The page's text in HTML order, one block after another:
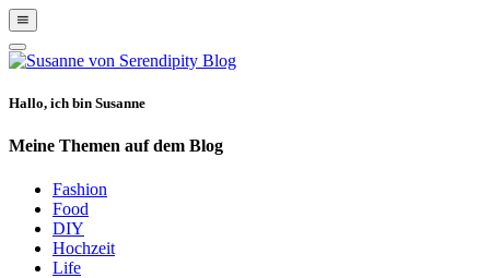
Show
Offscreen
Content
Hide
Offscreen
Hallo, ich bin Susanne
Meine Themen auf dem Blog
Fashion
Food
DIY
Hochzeit
Life